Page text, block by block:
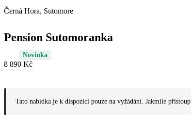
Černá Hora, Sutomore
Pension Sutomoranka
Novinka
8 890 Kč
Tato nabídka je k dispozici pouze na vyžádání. Jakmile